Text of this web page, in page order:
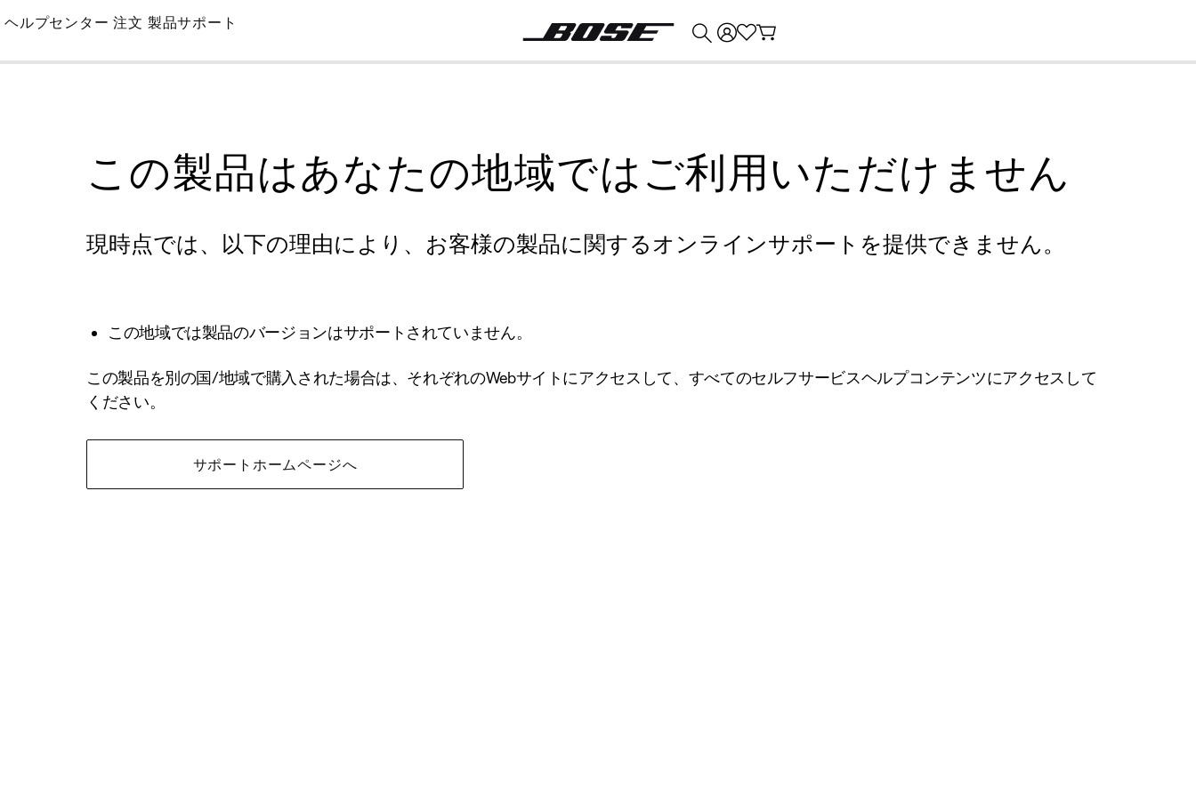
Skip
Main
ヘルプセンター 注文 製品サポート
この製品はあなたの地域ではご利用いただけません
現時点では、以下の理由により、お客様の製品に関するオンラインサポートを提供できません。
この地域では製品のバージョンはサポートされていません。
この製品を別の国/地域で購入された場合は、それぞれのWebサイトにアクセスして、すべてのセルフサービスヘルプコンテンツにアクセスして
ください。
サポートホームページへ